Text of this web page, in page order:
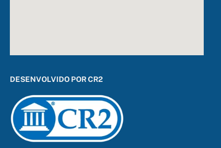
DESENVOLVIDO POR CR2